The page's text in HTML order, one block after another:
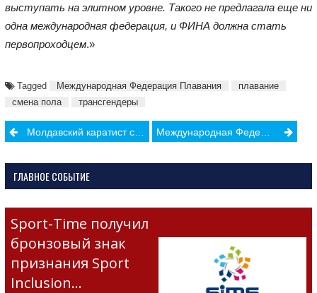
выступать на элитном уровне. Такого не предлагала еще ни
одна международная федерация, и ФИНА должна стать
первопроходцем.»
Tagged Международная Федерация Плавания
плавание
смена пола
трансгендеры
PostМолдавский каратист стал Чемпионом Европы среди кадетов Международная Федерация Легкой Атлетики может запретить трансгендерам участвовать в соревнованиях
ГЛАВНОЕ СОБЫТИЕ
Sport-Time получил
бронзовый знак
признания Sport
Inclusion…